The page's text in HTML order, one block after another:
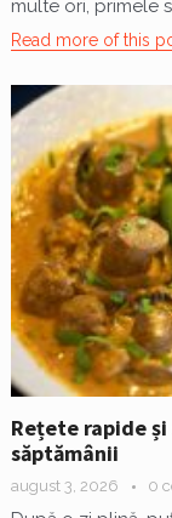
multe ori, primele
Read more of this
Rețete rapide
săptămânii
august 3, 2026 0